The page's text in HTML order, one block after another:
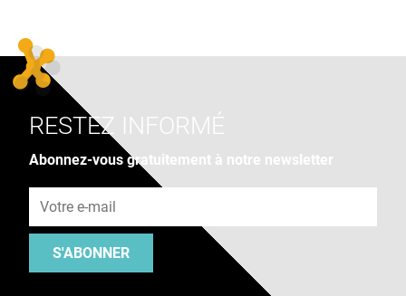
RESTEZ INFORMÉ
Abonnez-vous gratuitement à notre newsletter
S'ABONNER